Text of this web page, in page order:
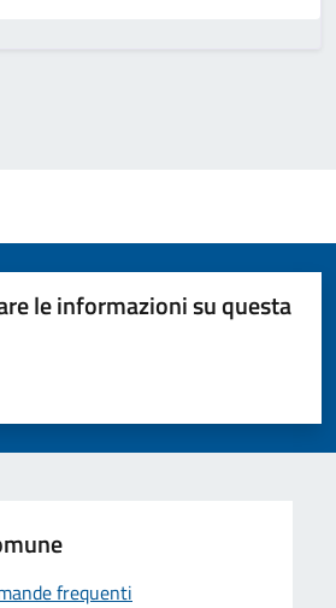
le informazioni su questa
5 stelle su 5
su 5
su 5
5
frequenti